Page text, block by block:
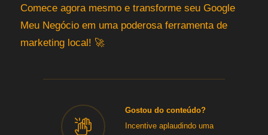
Comece agora mesmo e transforme seu Google
Meu Negócio em uma poderosa ferramenta de
marketing local! 🚀
Gostou do conteúdo?
Incentive aplaudindo uma